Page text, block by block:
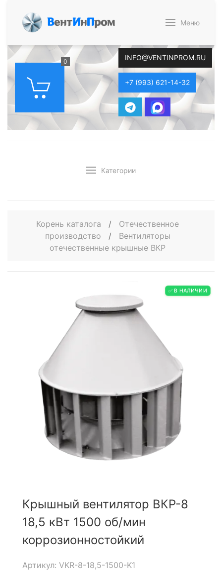
ВентИнПром Меню
0 INFO@VENTINPROM.RU
+7 (993) 621-14-32
Категории
Корень каталога /
Отечественное
производство
/
Вентиляторы
отечественные крышные ВКР
✅ В НАЛИЧИИ
Крышный вентилятор ВКР-8
18,5 кВт 1500 об/мин
коррозионностойкий
Артикул: VKR-8-18,5-1500-K1